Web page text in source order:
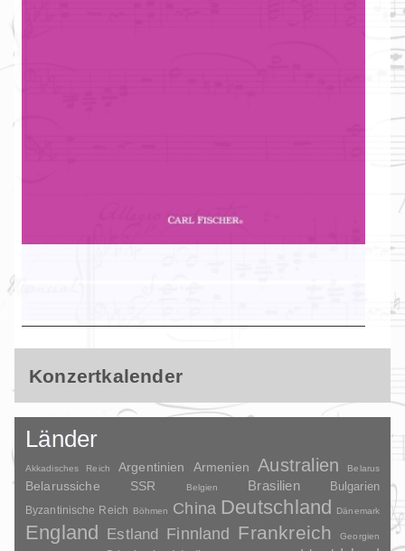
Konzertkalender
Länder
Akkadisches Reich Argentinien Armenien Australien Belarus
Belarussiche SSR Belgien Brasilien Bulgarien
Byzantinische Reich Böhmen China Deutschland Dänemark
England Estland Finnland Frankreich
Georgien